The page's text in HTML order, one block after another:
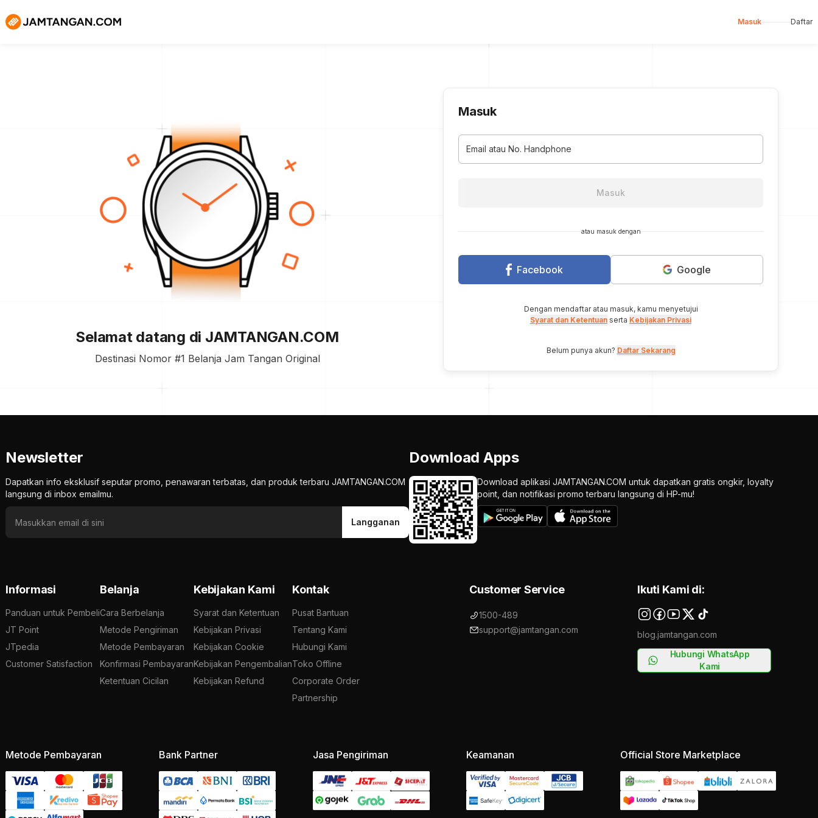
Newsletter
Dapatkan info eksklusif seputar promo, penawaran terbatas, dan produk terbaru JAMTANGAN.COM
langsung di inbox emailmu.
Langganan
Download Apps
Download aplikasi JAMTANGAN.COM untuk dapatkan gratis ongkir, loyalty
point, dan notifikasi promo terbaru langsung di HP-mu!
Informasi
Panduan untuk Pembeli
JT Point
JTpedia
Customer Satisfaction
Belanja
Cara Berbelanja
Metode Pengiriman
Metode Pembayaran
Konfirmasi Pembayaran
Ketentuan Cicilan
Kebijakan Kami
Syarat dan Ketentuan
Kebijakan Privasi
Kebijakan Cookie
Kebijakan Pengembalian
Kebijakan Refund
Kontak
Pusat Bantuan
Tentang Kami
Hubungi Kami
Toko Offline
Corporate Order
Partnership
Customer Service
1500-489
support@jamtangan.com
Ikuti Kami di:
blog.jamtangan.com
Hubungi WhatsApp
Kami
Metode Pembayaran Bank Partner Jasa Pengiriman Keamanan Official Store Marketplace
Masuk Daftar
Selamat datang di JAMTANGAN.COM
Destinasi Nomor #1 Belanja Jam Tangan Original
Masuk
Email atau No. Handphone
Masuk
atau masuk dengan
Facebook Google
Dengan mendaftar atau masuk, kamu menyetujui
Syarat dan Ketentuan serta Kebijakan Privasi
Belum punya akun? Daftar Sekarang